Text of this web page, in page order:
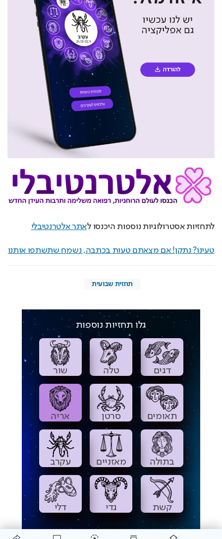
לתחזיות אסטרולוגיות נוספות היכנסו לאתר אלטרנטיבלי
טעינו? נתקן! אם מצאתם טעות בכתבה, נשמח שתשתפו אותנו
תחזית שבועית
גלו תחזיות נוספות
דגים טלה שור
תאומים סרטן אריה
בתולה מאזניים עקרב
קשת גדי דלי